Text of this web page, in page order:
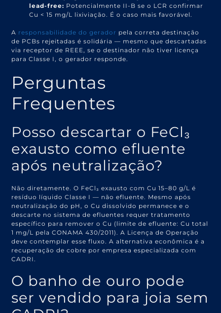
lead-free: Potencialmente II-B se o LCR confirmar
Cu < 15 mg/L lixiviação. É o caso mais favorável.
A responsabilidade do gerador pela correta destinação
de PCBs rejeitadas é solidária — mesmo que descartadas
via receptor de REEE, se o destinador não tiver licença
para Classe I, o gerador responde.
Perguntas
Frequentes
Posso descartar o FeCl₃
exausto como efluente
após neutralização?
Não diretamente. O FeCl₃ exausto com Cu 15–80 g/L é
resíduo líquido Classe I — não efluente. Mesmo após
neutralização do pH, o Cu dissolvido permanece e o
descarte no sistema de efluentes requer tratamento
específico para remover o Cu (limite de efluente: Cu total
1 mg/L pela CONAMA 430/2011). A Licença de Operação
deve contemplar esse fluxo. A alternativa econômica é a
recuperação de cobre por empresa especializada com
CADRI.
O banho de ouro pode
ser vendido para joia sem